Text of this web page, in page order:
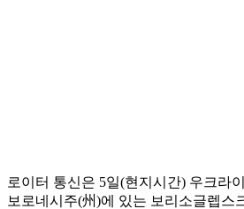
로이터 통신은 5일(현지시간) 우크라
보로네시주(州)에 있는 보리소글렙스